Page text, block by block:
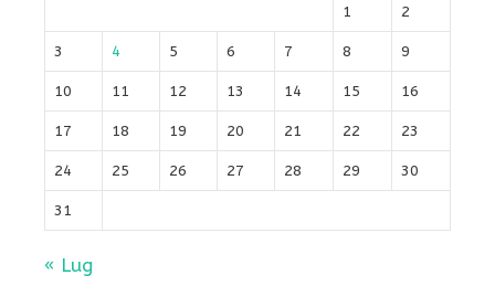
1 2
3 4 5 6 7 8 9
10 11 12 13 14 15 16
17 18 19 20 21 22 23
24 25 26 27 28 29 30
31
« Lug